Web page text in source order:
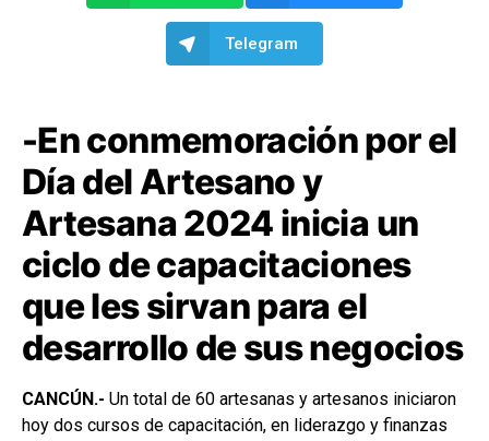
Telegram
-En conmemoración por el
Día del Artesano y
Artesana 2024 inicia un
ciclo de capacitaciones
que les sirvan para el
desarrollo de sus negocios
CANCÚN.- Un total de 60 artesanas y artesanos iniciaron
hoy dos cursos de capacitación, en liderazgo y finanzas